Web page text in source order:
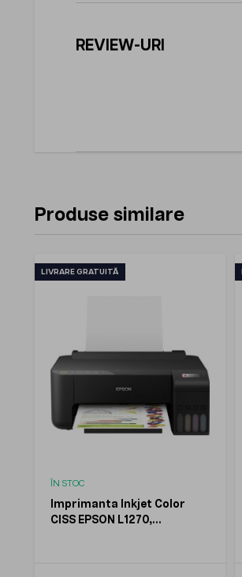
REVIEW-URI
Produse similare
LIVRARE GRATUITĂ
ÎN STOC
Imprimanta Inkjet Color
CISS EPSON L1270,